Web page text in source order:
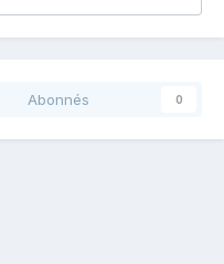
Abonnés 0